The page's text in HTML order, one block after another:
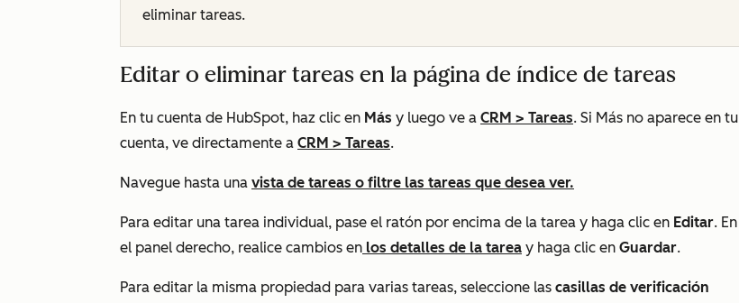
eliminar tareas.
Editar o eliminar tareas en la página de índice de tareas
En tu cuenta de HubSpot, haz clic en Más y luego ve a CRM > Tareas. Si Más no aparece en tu
cuenta, ve directamente a CRM > Tareas.
Navegue hasta una vista de tareas o filtre las tareas que desea ver.
Para editar una tarea individual, pase el ratón por encima de la tarea y haga clic en Editar. En
el panel derecho, realice cambios en los detalles de la tarea y haga clic en Guardar.
Para editar la misma propiedad para varias tareas, seleccione las casillas de verificación